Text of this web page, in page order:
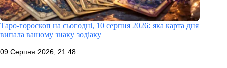
Таро-гороскоп на сьогодні, 10 серпня 2026: яка карта дня
випала вашому знаку зодіаку
09 Серпня 2026, 21:48